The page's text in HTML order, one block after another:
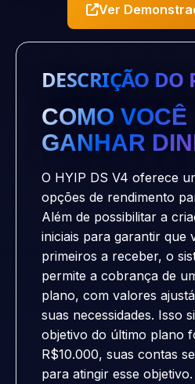
Ver
DESCRIÇÃO DO
COMO VOCÊ
GANHAR
O HYIP DS V4 oferece
opções de rendimento
Além de possibilitar a
iniciais para garantir que
primeiros a receber, o
permite a cobrança de
plano, com valores
suas necessidades. Isso
objetivo do último plano
R$10.000, suas contas
para atingir esse